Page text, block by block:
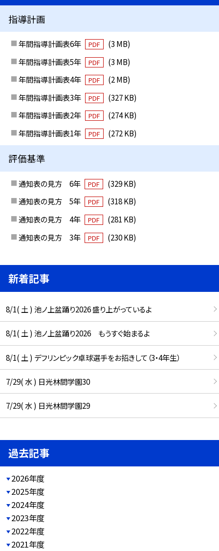
指導計画
年間指導計画表6年 PDF
(3 MB)
年間指導計画表5年
PDF
(3 MB)
年間指導計画表4年
PDF
(2 MB)
年間指導計画表3年
PDF
(327 KB)
年間指導計画表2年
PDF
(274 KB)
年間指導計画表1年
PDF (272 KB)
評価基準
通知表の見方 6年 PDF
(329 KB)
通知表の見方 5年
PDF
(318 KB)
通知表の見方 4年
PDF
(281 KB)
通知表の見方 3年
PDF (230 KB)
新着記事
8/1( 土 ) 池ノ上盆踊り2026 盛り上がっているよ
8/1( 土 ) 池ノ上盆踊り2026 もうすぐ始まるよ
8/1( 土 ) デフリンピック卓球選手をお招きして（3・4年生）
7/29( 水 ) 日光林間学園30
7/29( 水 ) 日光林間学園29
過去記事
2026年度
2025年度
2024年度
2023年度
2022年度
2021年度